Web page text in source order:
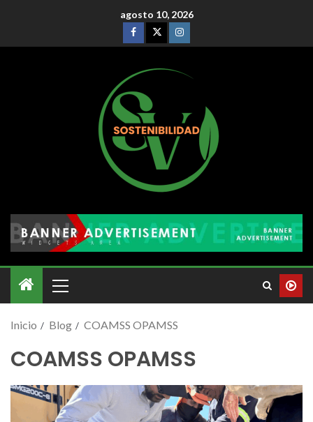
agosto 10, 2026
Inicio Blog COAMSS OPAMSS
COAMSS OPAMSS